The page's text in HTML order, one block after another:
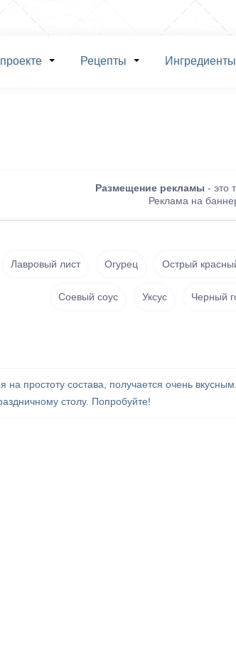
Рецепты Ингредиенты
Размещение рекламы - это
Реклама на
Лавровый лист Огурец Острый
Соевый соус Уксус Черный
простоту состава, получается очень
столу. Попробуйте!